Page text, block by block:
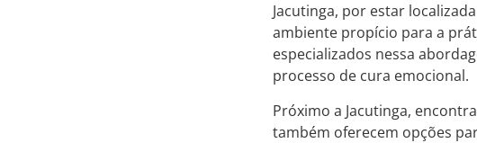
Jacutinga, por estar
ambiente propício para a
especializados nessa
processo de cura emocional.
Próximo a Jacutinga,
também oferecem opções